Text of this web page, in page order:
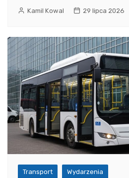
Kamil Kowal 29 lipca 2026
Transport Wydarzenia